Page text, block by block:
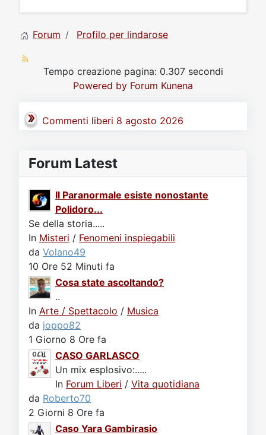
Forum Profilo per lindarose
Tempo creazione pagina: 0.307 secondi
Powered by Forum Kunena
Commenti liberi 8 agosto 2026
Forum Latest
Il Paranormale esiste nonostante
Polidoro...
Se della storia.....
In Misteri / Fenomeni inspiegabili
da Volano49
10 Ore 52 Minuti fa
Cosa state ascoltando?
..
In Arte / Spettacolo / Musica
da joppo82
1 Giorno 8 Ore fa
CASO GARLASCO
Un mix esplosivo:.....
In Forum Liberi / Vita quotidiana
da Roberto70
2 Giorni 8 Ore fa
Caso Yara Gambirasio